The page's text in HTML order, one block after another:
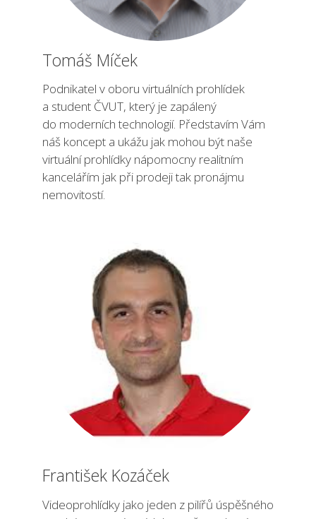
Tomáš Míček
Podnikatel v oboru virtuálních prohlídek
a student ČVUT, který je zapálený
do moderních technologií. Představím Vám
náš koncept a ukážu jak mohou být naše
virtuální prohlídky nápomocny realitním
kancelářím jak při prodeji tak pronájmu
nemovitostí.
František Kozáček
Videoprohlídky jako jeden z pilířů úspěšného